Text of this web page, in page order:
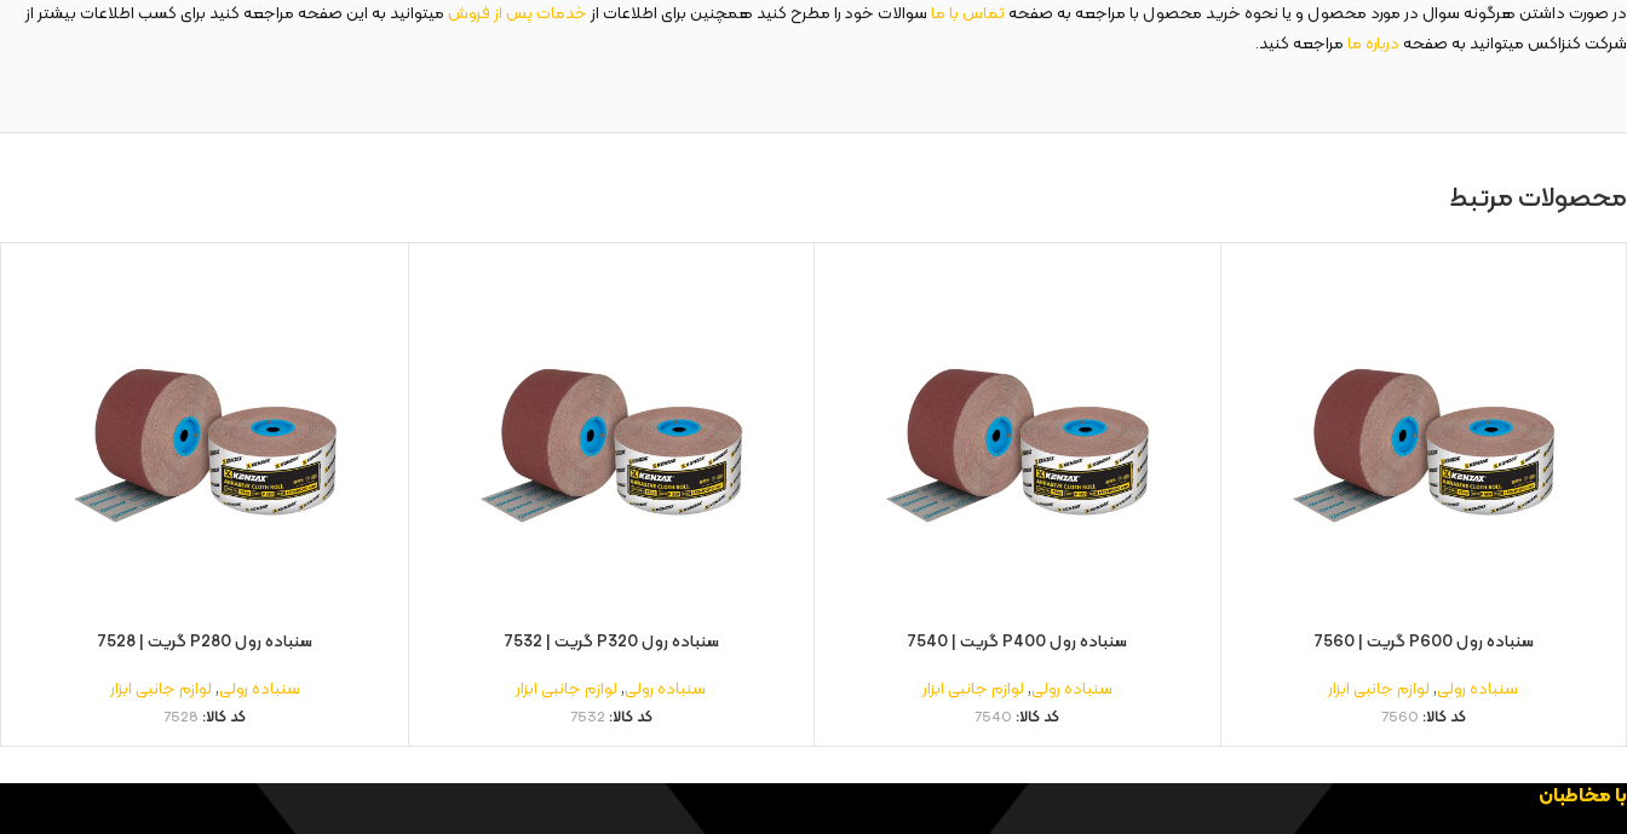
در صورت داشتن هرگونه سوال در مورد محصول و یا نحوه خرید محصول با مراجعه به صفحهتماس با ماسوالات خود را مطرح کنید همچنین برای اطلاعات از خدمات پس از فروشمیتوانید به این صفحه مراجعه کنید برای کسب اطلاعات بیشتر از
شرکت کنزاکس میتوانید به صفحهدرباره مامراجعه کنید.
محصولات مرتبط
سنباده رول P600 گریت | 7560
سنباده رولی,لوازم جانبی ابزار
کد کالا: 7560
سنباده رول P400 گریت | 7540
سنباده رولی,لوازم جانبی ابزار
کد کالا: 7540
سنباده رول P320 گریت | 7532
سنباده رولی,لوازم جانبی ابزار
کد کالا: 7532
سنباده رول P280 گریت | 7528
سنباده رولی,لوازم جانبی ابزار
کد کالا: 7528
با مخاطبان